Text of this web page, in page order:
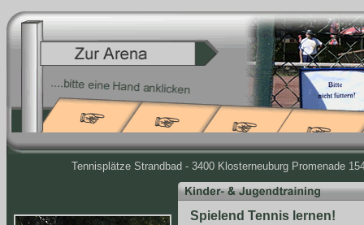
Tennisplätze Strandbad - 3400 Klosterneuburg Promenade
Spielend Tennis lernen!